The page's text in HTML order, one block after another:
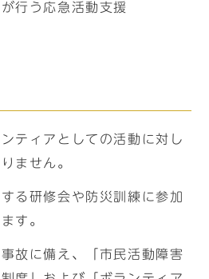
行う応急活動支援
ティアとしての活動に対し
ません。
る研修会や防災訓練に参加
す。
故に備え、「市民活動障害